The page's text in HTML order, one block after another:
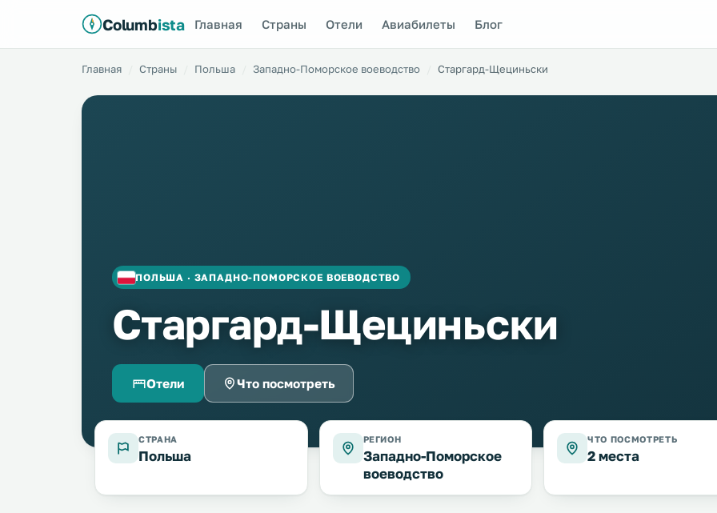
Columbista Главная Страны Отели Авиабилеты Блог
Главная Страны Польша Западно-Поморское воеводство Старгард-Щециньски
ПОЛЬША · ЗАПАДНО-ПОМОРСКОЕ ВОЕВОДСТВО
Старгард-Щециньски
Отели Что посмотреть
СТРАНА
Польша
РЕГИОН
Западно-Поморское
воеводство
ЧТО ПОСМОТРЕТЬ
2 места